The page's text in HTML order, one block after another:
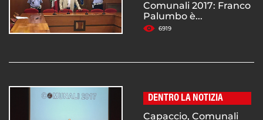
Comunali 2017: Franco
Palumbo è...
6919
DENTRO LA NOTIZIA
Capaccio, Comunali